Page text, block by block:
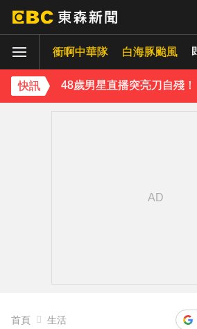
衝啊中華隊 白海豚颱風
快訊
首頁 生活